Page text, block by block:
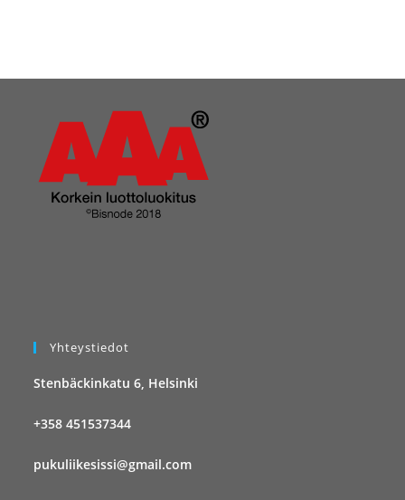
Yhteystiedot
Stenbäckinkatu 6, Helsinki
+358 451537344
pukuliikesissi@gmail.com